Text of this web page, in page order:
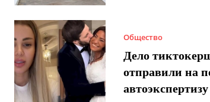
Общество
Дело
отправили на
автоэкспертизу